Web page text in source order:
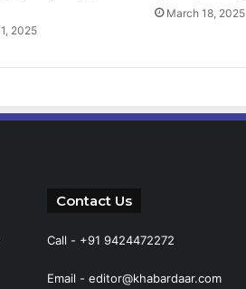
2025
March 18, 2025
Contact Us
Call - +91 9424472272
Email - editor@khabardaar.com